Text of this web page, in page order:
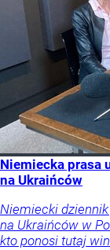
Niemiecka prasa
na Ukraińców
Niemiecki dziennik
na Ukraińców w
kto ponosi tutaj